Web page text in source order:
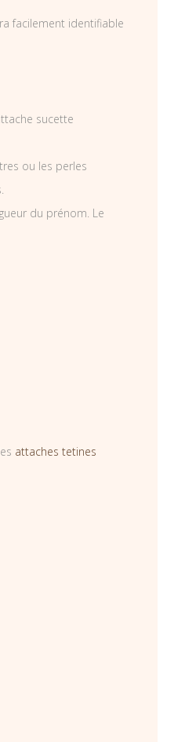
facilement identifiable
sucette
ou les perles
du prénom. Le
attaches tetines